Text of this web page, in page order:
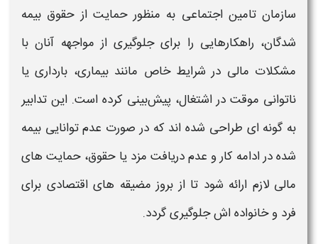
سازمان تامین اجتماعی به‌ منظور حمایت از حقوق بیمه
شدگان، راهکارهایی را برای جلوگیری از مواجهه آنان با
مشکلات مالی در شرایط خاص مانند بیماری، بارداری یا
ناتوانی موقت در اشتغال، پیش‌بینی کرده است. این تدابیر
به‌ گونه‌ ای طراحی شده‌ اند که در صورت عدم توانایی بیمه‌
شده در ادامه کار و عدم دریافت مزد یا حقوق، حمایت‌ های
مالی لازم ارائه شود تا از بروز مضیقه‌ های اقتصادی برای
فرد و خانواده‌ اش جلوگیری گردد.